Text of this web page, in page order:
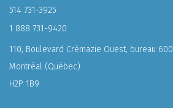
514 731-3925
1 888 731-9420
110, Boulevard Crémazie Ouest, bureau 600
Montréal (Québec)
H2P 1B9